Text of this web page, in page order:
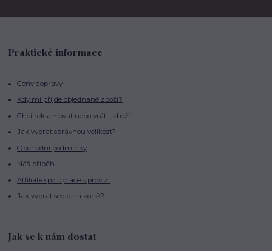
Praktické informace
Ceny dopravy
Kdy mi přijde objednané zboží?
Chci reklamovat nebo vrátit zboží
Jak vybrat správnou velikost?
Obchodní podmínky
Náš příběh
Affiliate spolupráce s provizí
Jak vybrat sedlo na koně?
Jak se k nám dostat